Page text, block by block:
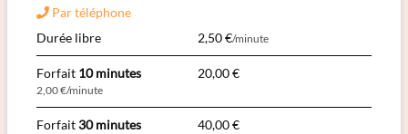
Par téléphone
Durée libre
2,50 €/minute
Forfait 10 minutes
2,00 €/minute
20,00 €
Forfait30 minutes 40,00 €